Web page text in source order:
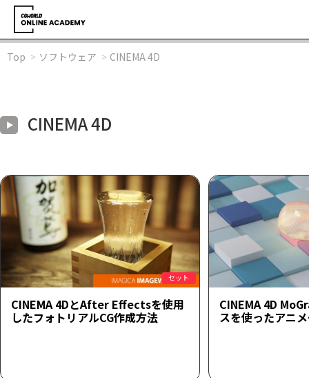
Top ソフトウェア CINEMA 4D
CINEMA 4D
セット
CINEMA 4DとAfter Effectsを使用
したフォトリアルCG作成方法
CINEMA 4D
スを使ったアニ